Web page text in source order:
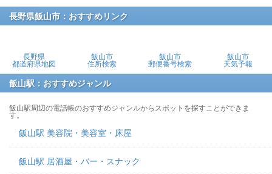
長野県飯山市：おすすめリンク
長野県
都道府県地図
飯山市
住所検索
飯山市
郵便番号検索
飯山市
天気予報
飯山駅：おすすめジャンル
飯山駅周辺の電話帳のおすすめジャンルからスポットを探すことができま
す。
飯山駅 美容院・美容室・床屋
飯山駅 居酒屋・バー・スナック